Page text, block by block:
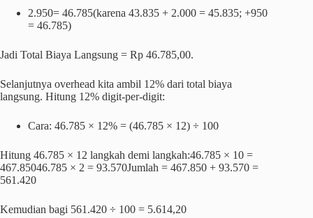
2.950= 46.785(karena 43.835 + 2.000 = 45.835; +950
= 46.785)
Jadi Total Biaya Langsung = Rp 46.785,00.
Selanjutnya overhead kita ambil 12% dari total biaya
langsung. Hitung 12% digit-per-digit:
Cara: 46.785 × 12% = (46.785 × 12) ÷ 100
Hitung 46.785 × 12 langkah demi langkah:46.785 × 10 =
467.85046.785 × 2 = 93.570Jumlah = 467.850 + 93.570 =
561.420
Kemudian bagi 561.420 ÷ 100 = 5.614,20